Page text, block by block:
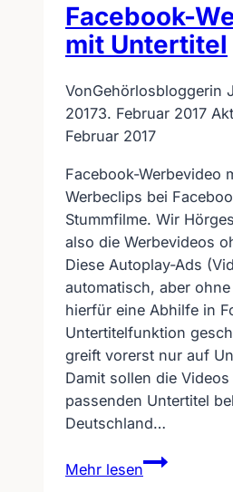
Facebook-
mit Untertitel
VonGehörlosbloggerin
20173. Februar 2017
Februar 2017
Facebook-Werbevideo
Werbeclips bei
Stummfilme. Wir
also die Werbevideos
Diese Autoplay-Ads
automatisch, aber
hierfür eine Abhilfe in
Untertitelfunktion
greift vorerst nur auf
Damit sollen die
passenden Untertitel
Deutschland…
Mehr lesen
Facebook-
Werbevideo